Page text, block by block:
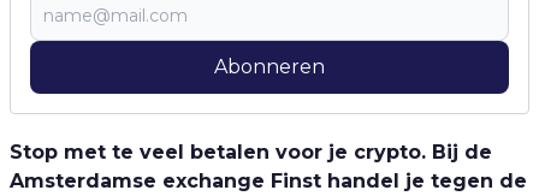
Abonneren
Stop met te veel betalen voor je crypto. Bij de
Amsterdamse exchange Finst handel je tegen de